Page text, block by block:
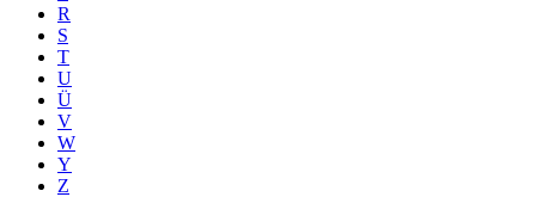
R
S
T
U
Ü
V
W
Y
Z